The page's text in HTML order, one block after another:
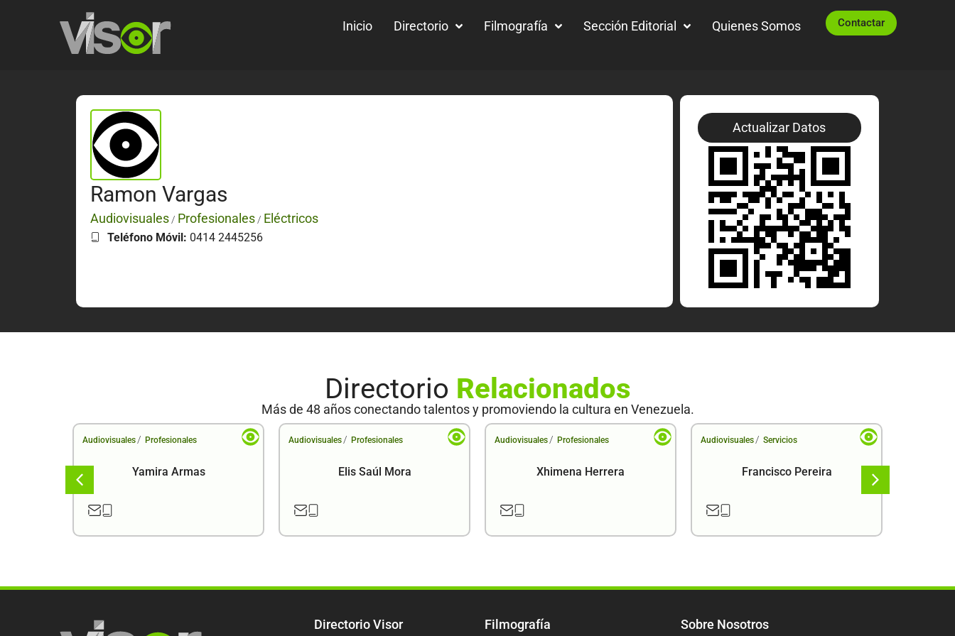
Inicio Directorio Filmografía Sección Editorial Quienes Somos Contactar
Ramon Vargas
Audiovisuales / Profesionales / Eléctricos
Teléfono Móvil: 0414 2445256
Actualizar Datos
Directorio Relacionados
Más de 48 años conectando talentos y promoviendo la cultura en Venezuela.
Audiovisuales / Profesionales
Yamira Armas
Audiovisuales / Profesionales
Elis Saúl Mora
Audiovisuales / Profesionales
Xhimena Herrera
Audiovisuales / Servicios
Francisco Pereira
Directorio Visor Filmografía Sobre Nosotros